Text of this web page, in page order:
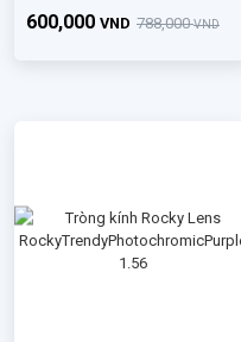
788,000VND
600,000 VND